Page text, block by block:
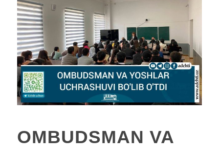
OMBUDSMAN VA